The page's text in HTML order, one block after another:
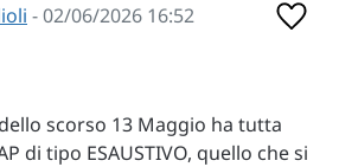
- 02/06/2026 16:52
scorso 13 Maggio ha tutta
di tipo ESAUSTIVO, quello che si